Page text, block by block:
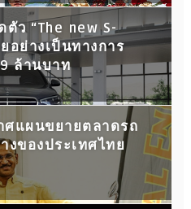
ตัว “The new S-
อย่างเป็นทางการ
ล้านบาท
ศแผนขยายตลาดรถ
งของประเทศไทย